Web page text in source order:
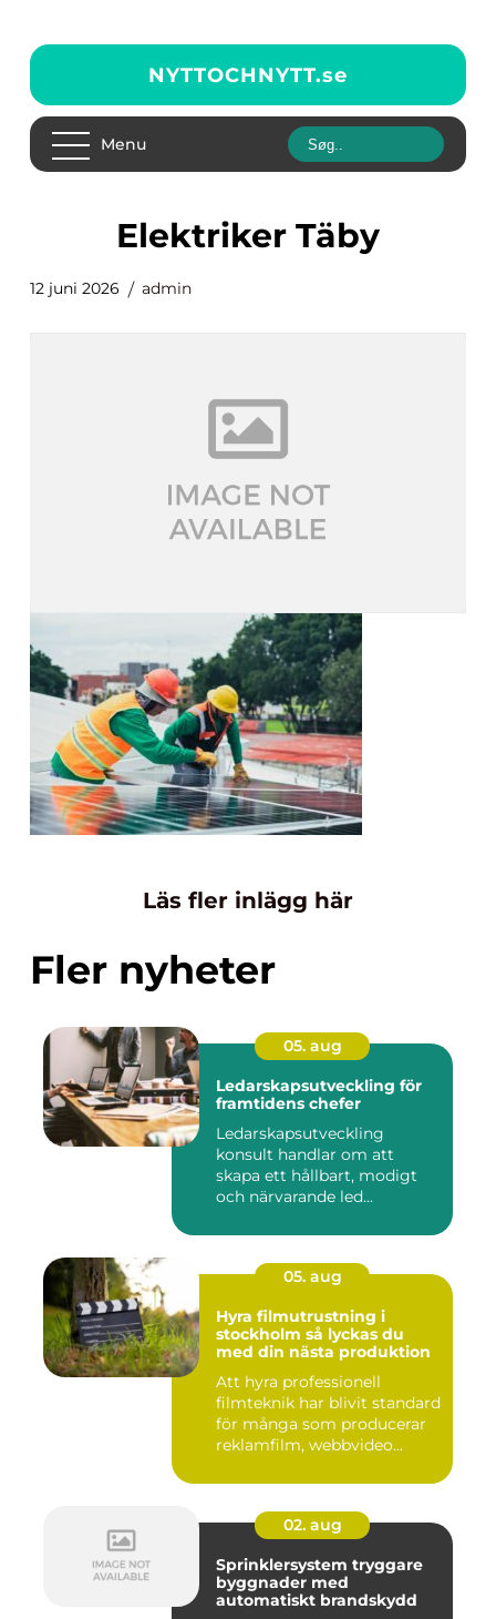
NYTTOCHNYTT.se
Menu
elektriker Täby
12 juni 2026 admin
Läs fler inlägg här
Fler nyheter
05. aug
Ledarskapsutveckling för
framtidens chefer
Ledarskapsutveckling
konsult handlar om att
skapa ett hållbart, modigt
och närvarande led...
05. aug
Hyra filmutrustning i
stockholm så lyckas du
med din nästa produktion
Att hyra professionell
filmteknik har blivit standard
för många som producerar
reklamfilm, webbvideo...
02. aug
Sprinklersystem tryggare
byggnader med
automatiskt brandskydd